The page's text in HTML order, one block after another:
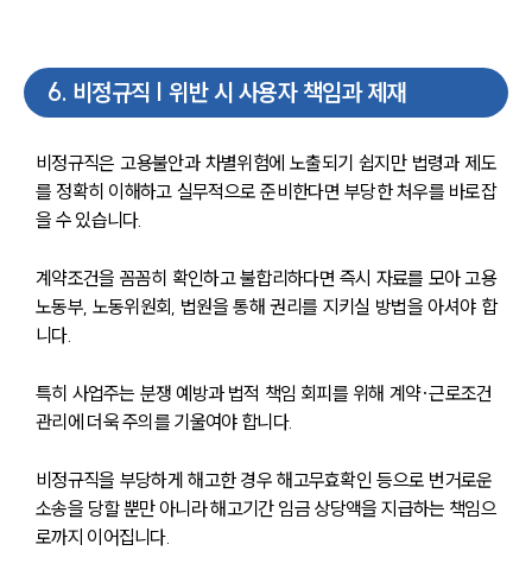
6. 비정규직 | 위반 시 사용자 책임과 제재
비정규직은 고용불안과 차별위험에 노출되기 쉽지만 법령과 제도
를 정확히 이해하고 실무적으로 준비한다면 부당한 처우를 바로잡
을 수 있습니다.
계약조건을 꼼꼼히 확인하고 불합리하다면 즉시 자료를 모아 고용
노동부, 노동위원회, 법원을 통해 권리를 지키실 방법을 아셔야 합
니다.
특히 사업주는 분쟁 예방과 법적 책임 회피를 위해 계약·근로조건
관리에 더욱 주의를 기울여야 합니다.
비정규직을 부당하게 해고한 경우 해고무효확인 등으로 번거로운
소송을 당할 뿐만 아니라 해고기간 임금 상당액을 지급하는 책임으
로까지 이어집니다.